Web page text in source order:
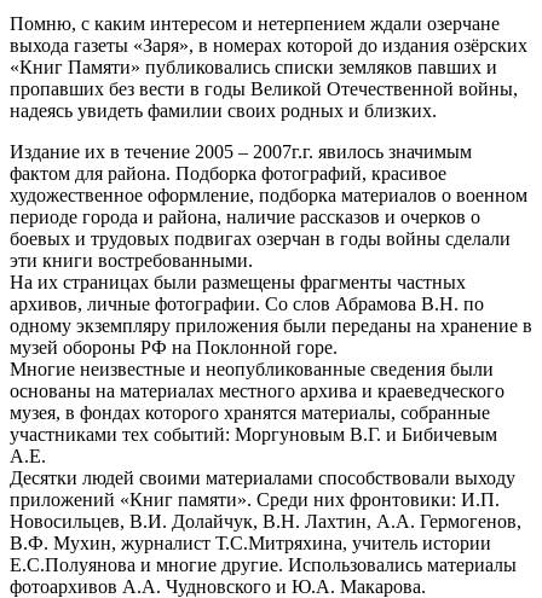
Помню, с каким интересом и нетерпением ждали озерчане
выхода газеты «Заря», в номерах которой до издания озёрских
«Книг Памяти» публиковались списки земляков павших и
пропавших без вести в годы Великой Отечественной войны,
надеясь увидеть фамилии своих родных и близких.
Издание их в течение 2005 – 2007г.г. явилось значимым
фактом для района. Подборка фотографий, красивое
художественное оформление, подборка материалов о военном
периоде города и района, наличие рассказов и очерков о
боевых и трудовых подвигах озерчан в годы войны сделали
эти книги востребованными.
На их страницах были размещены фрагменты частных
архивов, личные фотографии. Со слов Абрамова В.Н. по
одному экземпляру приложения были переданы на хранение в
музей обороны РФ на Поклонной горе.
Многие неизвестные и неопубликованные сведения были
основаны на материалах местного архива и краеведческого
музея, в фондах которого хранятся материалы, собранные
участниками тех событий: Моргуновым В.Г. и Бибичевым
А.Е.
Десятки людей своими материалами способствовали выходу
приложений «Книг памяти». Среди них фронтовики: И.П.
Новосильцев, В.И. Долайчук, В.Н. Лахтин, А.А. Гермогенов,
В.Ф. Мухин, журналист Т.С.Митряхина, учитель истории
Е.С.Полуянова и многие другие. Использовались материалы
фотоархивов А.А. Чудновского и Ю.А. Макарова.